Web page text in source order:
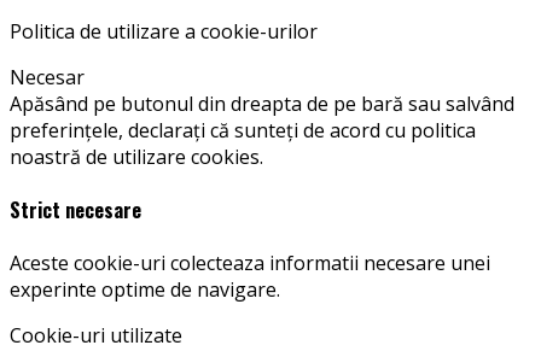
Politica de utilizare a cookie-urilor
Necesar
Apăsând pe butonul din dreapta de pe bară sau salvând
preferințele, declarați că sunteți de acord cu politica
noastră de utilizare cookies.
Strict necesare
Aceste cookie-uri colecteaza informatii necesare unei
experinte optime de navigare.
Cookie-uri utilizate